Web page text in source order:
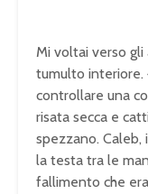
Mi voltai verso
tumulto interiore.
controllare una
risata secca e
spezzano. Caleb,
la testa tra le
fallimento che